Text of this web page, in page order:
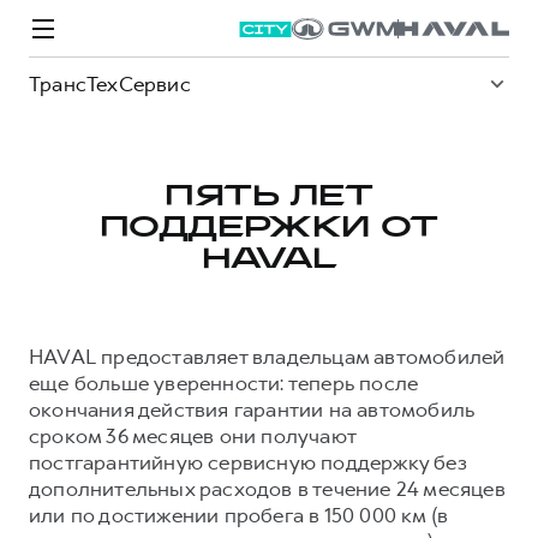
ТрансТехСервис
от 2 049 000 ₽ от 2 049 000 ₽
Покупателям
Автомобили в наличии
Конфигуратор HAVAL
Аксессуары HAVAL
Каталоги и прайс-листы
Все о сервисе
Запись на сервис
Моторное масло
Стоимость ТО
Спецпредложения
Покупателям
Владельцам
О бренде
Новости
О GWM
ИНФОРМАЦИЯ О ДИЛЕРЕ
ПЯТЬ ЛЕТ
ПОДДЕРЖКИ ОТ
HAVAL
HAVAL предоставляет владельцам автомобилей
еще больше уверенности: теперь после
окончания действия гарантии на автомобиль
сроком 36 месяцев они получают
постгарантийную сервисную поддержку без
дополнительных расходов в течение 24 месяцев
или по достижении пробега в 150 000 км (в